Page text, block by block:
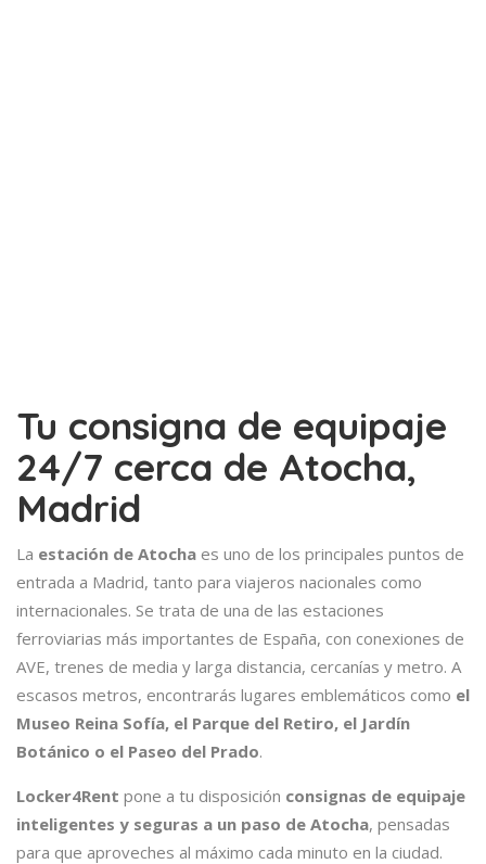
Tu consigna de equipaje
24/7 cerca de Atocha,
Madrid
La estación de Atocha es uno de los principales puntos de
entrada a Madrid, tanto para viajeros nacionales como
internacionales. Se trata de una de las estaciones
ferroviarias más importantes de España, con conexiones de
AVE, trenes de media y larga distancia, cercanías y metro. A
escasos metros, encontrarás lugares emblemáticos como el
Museo Reina Sofía, el Parque del Retiro, el Jardín
Botánico o el Paseo del Prado.
Locker4Rent pone a tu disposición consignas de equipaje
inteligentes y seguras a un paso de Atocha, pensadas
para que aproveches al máximo cada minuto en la ciudad.